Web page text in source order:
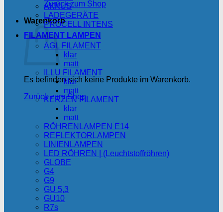
Zurück zum Shop
Warenkorb
Es befinden sich keine Produkte im Warenkorb.
Zurück zum Shop
AKKUS
LADEGERÄTE
PROCELL INTENS
FILAMENT LAMPEN
AGL FILAMENT
klar
matt
ILLU FILAMENT
klar
matt
KERZEN FILAMENT
klar
matt
RÖHRENLAMPEN E14
REFLEKTORLAMPEN
LINIENLAMPEN
LED RÖHREN | (Leuchtstoffröhren)
GLOBE
G4
G9
GU 5,3
GU10
R7s